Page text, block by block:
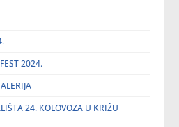
2024.
24. KOLOVOZA U KRIŽU